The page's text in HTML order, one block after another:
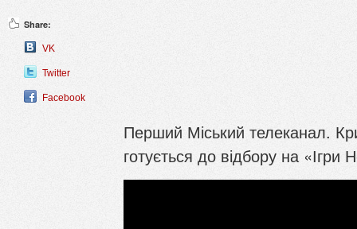
Share:
VK
Twitter
Facebook
Перший Міський телеканал.
готується до відбору на «Ігри